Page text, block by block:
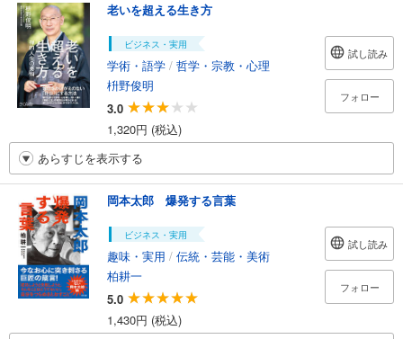
老いを超える生き方
ビジネス・実用
学術・語学 / 哲学・宗教・心理
枡野俊明
3.0
1,320円 (税込)
試し読み
フォロー
あらすじを表示する
岡本太郎 爆発する言葉
ビジネス・実用
趣味・実用 / 伝統・芸能・美術
柏耕一
5.0
1,430円 (税込)
試し読み
フォロー